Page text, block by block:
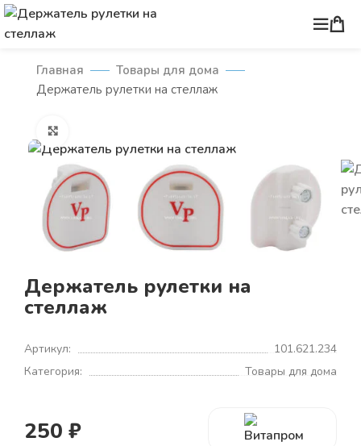
Главная
Товары для дома
Держатель рулетки на стеллаж
Держатель рулетки на
стеллаж
250 ₽
Артикул:
101.621.234
Категория:
Товары для дома